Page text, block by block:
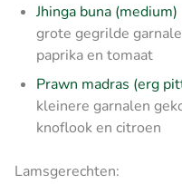
Jhinga buna (medium)
grote gegrilde
paprika en tomaat
Prawn madras (erg
kleinere garnalen
knoflook en citroen
Lamsgerechten: